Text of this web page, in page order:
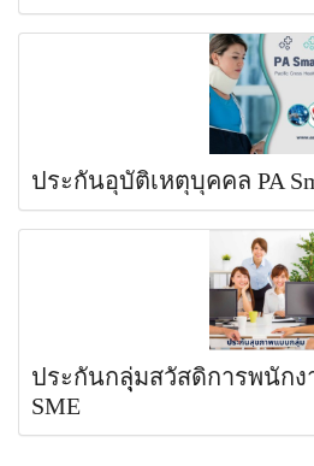
ประกันอุบัติเหตุบุคคล PA
ประกันกลุุ่มสวัสดิการพนักง
SME